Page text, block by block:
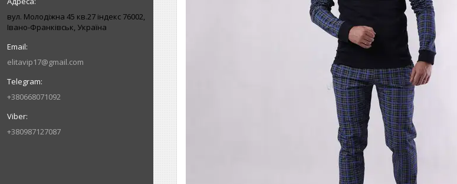
вул. Молодіжна 45 кв.27 індекс 76002,
Івано-Франківськ, Україна
elitavip17@gmail.com
+380668071092
+380987127087